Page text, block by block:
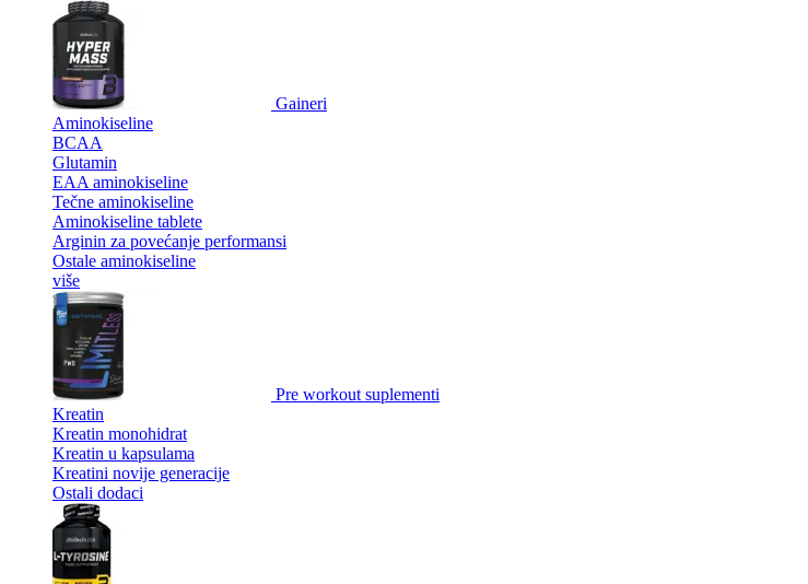
Gaineri
Aminokiseline
BCAA
Glutamin
EAA aminokiseline
Tečne aminokiseline
Aminokiseline tablete
Arginin za povećanje performansi
Ostale aminokiseline
više
Pre workout suplementi
Kreatin
Kreatin monohidrat
Kreatin u kapsulama
Kreatini novije generacije
Ostali dodaci